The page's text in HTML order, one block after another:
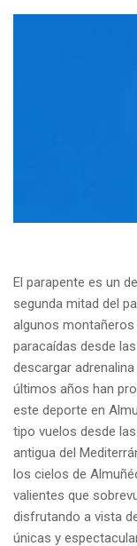
El parapente es un
segunda mitad del
algunos montañeros
paracaídas desde
descargar
últimos años han
este deporte en
tipo vuelos desde
antigua del
los cielos de
valientes que
disfrutando a vista
únicas y